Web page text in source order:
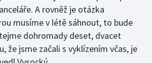
A rovněž je otázka
musíme v létě sáhnout, to bude
dohromady deset, dvacet
že jsme začali s vyklízením včas, je